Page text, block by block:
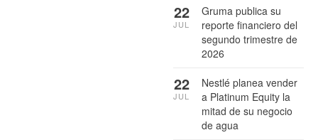
Gruma publica su
reporte financiero del
segundo trimestre de
2026
22
JUL
Nestlé planea vender
a Platinum Equity la
mitad de su negocio
de agua
22
JUL